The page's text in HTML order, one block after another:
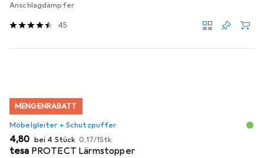
Anschlagdämpfer
45
MENGENRABATT
Möbelgleiter + Schutzpuffer
EUR
4,80 bei 4 Stück EUR
0,17/1Stk.
tesa PROTECT Lärmstopper